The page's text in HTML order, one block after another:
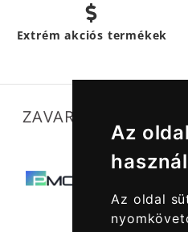
Az
használ
Az oldal
Extrém akciós termékek
ZAVARTALAN